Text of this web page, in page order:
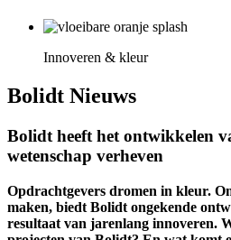
Innoveren & kleur
Bolidt Nieuws
Bolidt heeft het ontwikkelen
wetenschap verheven
Opdrachtgevers dromen in kleur.
maken, biedt Bolidt ongekende
resultaat van jarenlang innoveren.